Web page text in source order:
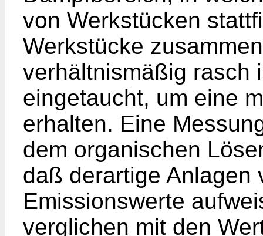
von Werkstücken
Werkstücke
verhältnismäßig rasch
eingetaucht, um eine
erhalten. Eine
dem organischen
daß derartige Anlagen
Emissionswerte
verglichen mit den